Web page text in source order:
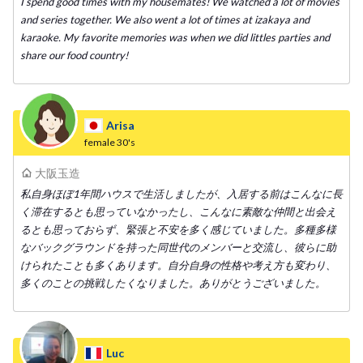
and series together. We also went a lot of times at izakaya and
karaoke. My favorite memories was when we did littles parties and
share our food country!
Arisa
female30's
大阪玉造
私自身ほぼ1年間ハウスで生活しましたが、入居する前はこんなに長
く滞在するとも思っていなかったし、こんなに素敵な仲間と出会え
るとも思っておらず、緊張と不安を多く感じていました。多種多様
なバックグラウンドを持った同世代のメンバーと交流し、彼らに助
けられたことも多くあります。自分自身の性格や考え方も変わり、
多くのことの挑戦したくなりました。ありがとうございました。
Luc